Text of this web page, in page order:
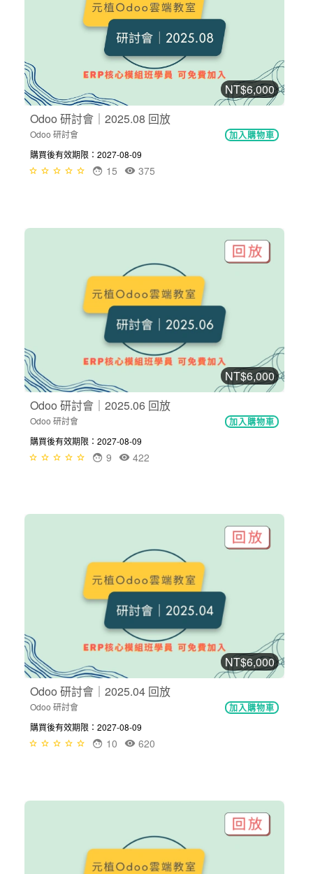
NT$6,000
Odoo 研討會｜2025.08 回放
Odoo 研討會 加入購物車
購買後有效期限：2027-08-09
375
15
NT$6,000
Odoo 研討會｜2025.06 回放
Odoo 研討會 加入購物車
購買後有效期限：2027-08-09
422
9
NT$6,000
Odoo 研討會｜2025.04 回放
Odoo 研討會 加入購物車
購買後有效期限：2027-08-09
620
10